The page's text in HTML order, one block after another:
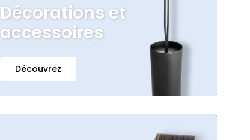
Décorations et
accessoires
Découvrez